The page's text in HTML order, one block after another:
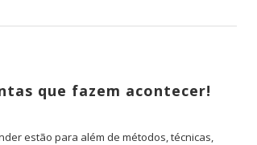
que fazem acontecer!
estão para além de métodos, técnicas,